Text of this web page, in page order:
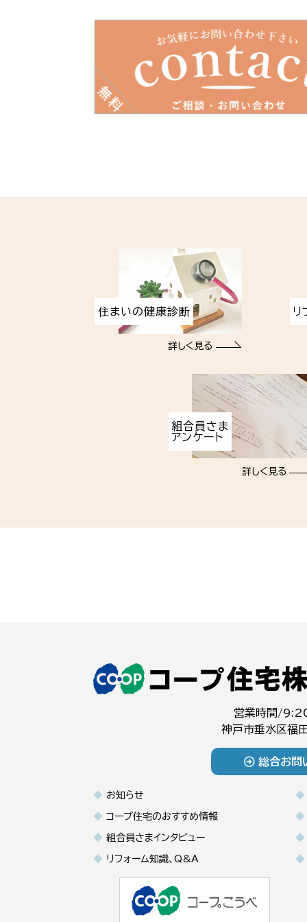
住まいの健康診断
詳しく見る
リ
組合員さま
アンケート
詳しく見る
営業時間/
神戸市垂水区福
総合お問
お知らせ
コープ住宅のおすすめ情報
組合員さまインタビュー
リフォーム知識、Q&A